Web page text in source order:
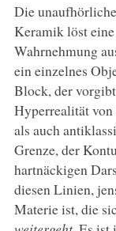
Die
Keramik löst
Wahrnehmung
ein einzelnes
Block, der
Hyperrealität
als auch
Grenze, der
hartnäckigen
diesen Linien,
Materie ist, die